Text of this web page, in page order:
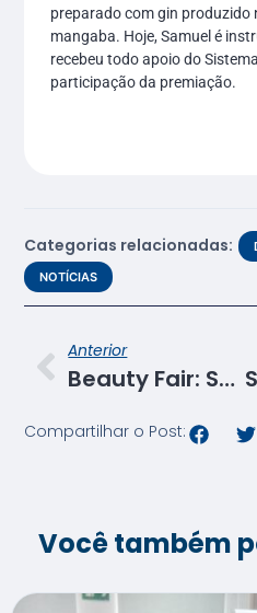
preparado com gin produzido
mangaba. Hoje, Samuel é
recebeu todo apoio do
participação da premiação.
Categorias relacionadas:
NOTÍCIAS
Anterior
Beauty Fair: Senac SE participa do maior evento de beleza da América Latina
Compartilhar o Post:
Você também